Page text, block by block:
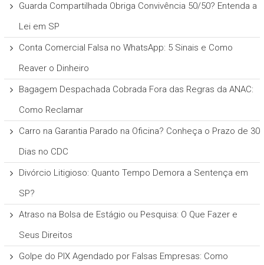
Guarda Compartilhada Obriga Convivência 50/50? Entenda a
Lei em SP
Conta Comercial Falsa no WhatsApp: 5 Sinais e Como
Reaver o Dinheiro
Bagagem Despachada Cobrada Fora das Regras da ANAC:
Como Reclamar
Carro na Garantia Parado na Oficina? Conheça o Prazo de 30
Dias no CDC
Divórcio Litigioso: Quanto Tempo Demora a Sentença em
SP?
Atraso na Bolsa de Estágio ou Pesquisa: O Que Fazer e
Seus Direitos
Golpe do PIX Agendado por Falsas Empresas: Como